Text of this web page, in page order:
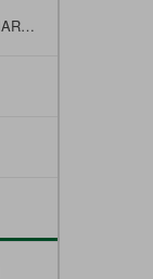
CERE, PASTE LUCIDANTI PER IL MARMO E FELTRI